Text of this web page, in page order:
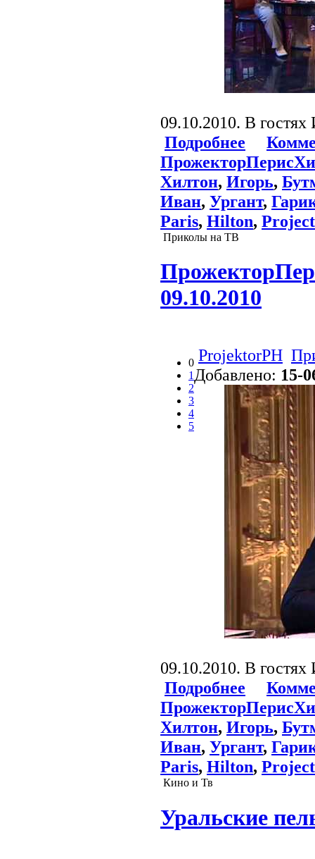
09.10.2010. В гостях
Подробнее
Хилтон, Игорь,
Иван, Ургант,
Paris, Hilton,
Приколы на ТВ
09.10.2010
0
1
2
3
4
5
ProjektorPH
Добавлено: 15-
09.10.2010. В гостях
Подробнее
Хилтон, Игорь,
Иван, Ургант,
Paris, Hilton,
Кино и Тв
Уральские